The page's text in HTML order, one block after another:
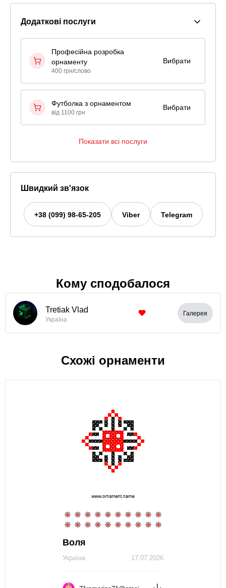
Додаткові послуги
Професійна розробка
орнаменту
400 грн/слово
Вибрати
Футболка з орнаментом
від 1100 грн
Вибрати
Показати всі послуги
Швидкий зв'язок
+38 (099) 98-65-205 Viber Telegram
Кому сподобалося
Tretiak Vlad
Україна
Галерея
Схожі орнаменти
Воля
17.07.2026
Україна